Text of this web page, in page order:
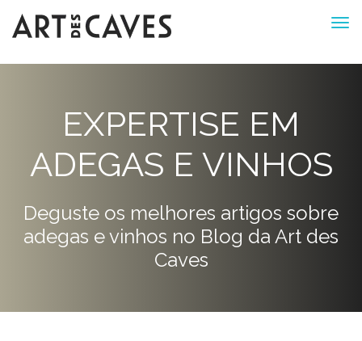
EXPERTISE EM
ADEGAS E VINHOS
Deguste os melhores artigos sobre
adegas e vinhos no Blog da Art des
Caves